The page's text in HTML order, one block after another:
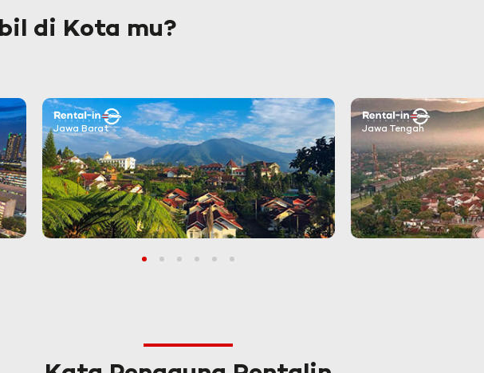
di Kota mu?
Jawa Barat Jawa Tengah
3 4 5 6